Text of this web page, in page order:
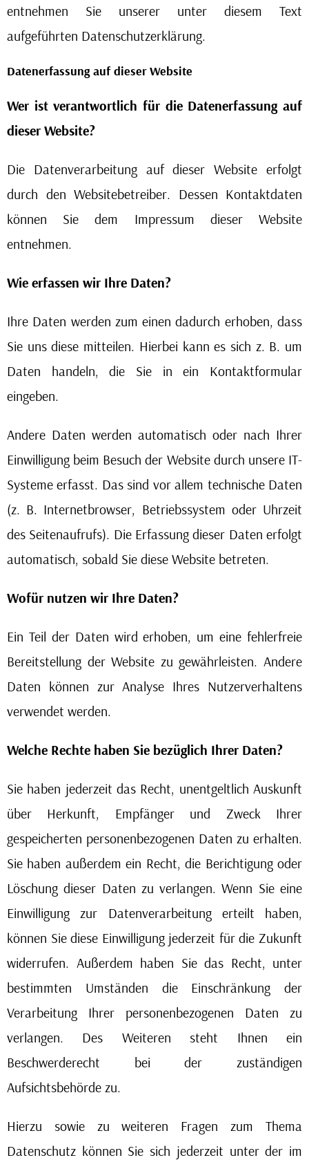
entnehmen Sie unserer unter diesem Text
aufgeführten Datenschutzerklärung.
Datenerfassung auf dieser Website
Wer ist verantwortlich für die Datenerfassung auf
dieser Website?
Die Datenverarbeitung auf dieser Website erfolgt
durch den Websitebetreiber. Dessen Kontaktdaten
können Sie dem Impressum dieser Website
entnehmen.
Wie erfassen wir Ihre Daten?
Ihre Daten werden zum einen dadurch erhoben, dass
Sie uns diese mitteilen. Hierbei kann es sich z. B. um
Daten handeln, die Sie in ein Kontaktformular
eingeben.
Andere Daten werden automatisch oder nach Ihrer
Einwilligung beim Besuch der Website durch unsere IT-
Systeme erfasst. Das sind vor allem technische Daten
(z. B. Internetbrowser, Betriebssystem oder Uhrzeit
des Seitenaufrufs). Die Erfassung dieser Daten erfolgt
automatisch, sobald Sie diese Website betreten.
Wofür nutzen wir Ihre Daten?
Ein Teil der Daten wird erhoben, um eine fehlerfreie
Bereitstellung der Website zu gewährleisten. Andere
Daten können zur Analyse Ihres Nutzerverhaltens
verwendet werden.
Welche Rechte haben Sie bezüglich Ihrer Daten?
Sie haben jederzeit das Recht, unentgeltlich Auskunft
über Herkunft, Empfänger und Zweck Ihrer
gespeicherten personenbezogenen Daten zu erhalten.
Sie haben außerdem ein Recht, die Berichtigung oder
Löschung dieser Daten zu verlangen. Wenn Sie eine
Einwilligung zur Datenverarbeitung erteilt haben,
können Sie diese Einwilligung jederzeit für die Zukunft
widerrufen. Außerdem haben Sie das Recht, unter
bestimmten Umständen die Einschränkung der
Verarbeitung Ihrer personenbezogenen Daten zu
verlangen. Des Weiteren steht Ihnen ein
Beschwerderecht bei der zuständigen
Aufsichtsbehörde zu.
Hierzu sowie zu weiteren Fragen zum Thema
Datenschutz können Sie sich jederzeit unter der im